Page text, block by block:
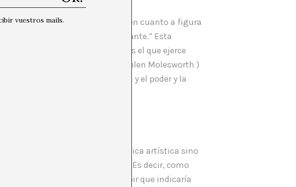
la caída de la figura del crítico en cuanto a figura
decir: “Ojo, esto es importante.” Esta
a la figura del “experto.” Éste es el que ejerce
más jóvenes (George Baker, Helen Molesworth )
han desplazado la crítica y el poder y la
su mejor embajador.
de la crítica de una práctica artística sino
o una forma de arte más. Es decir, como
specificity a la hora de escribir que indicaría
vuestros mails.